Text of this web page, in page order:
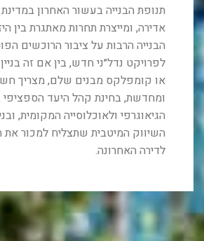
תנופת הבנייה בעשור האחרון
אדירה, ומייצרת תחרות מאתגרת בין
הבנייה הרבות על ציבור הרוכשים
לפרויקט נדל״ני חדש, בין אם זה
או קומפלקס מבנים שלם, מצריך
ומחדשת, בחינת קהל היעד
הגיאוגרפי ולאוכלוסייה המקומית,
השיווק המיטבית שתצליח למכור
לדירה האחרונה.